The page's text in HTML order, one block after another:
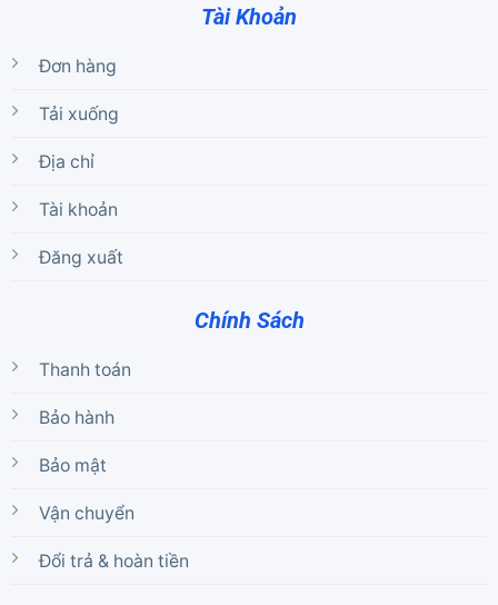
Tài Khoản
Đơn hàng
Tải xuống
Địa chỉ
Tài khoản
Đăng xuất
Chính Sách
Thanh toán
Bảo hành
Bảo mật
Vận chuyển
Đổi trả & hoàn tiền